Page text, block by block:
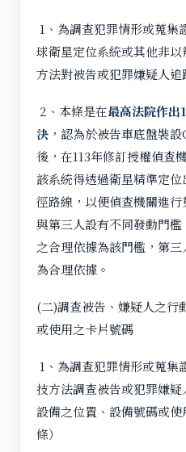
1、為調查犯罪情形或蒐集
球衛星定位系統或其他非
方法對被告或犯罪嫌疑人追
2、本條是在最高法院作出
決 ，認為於被告車底盤裝
後，在113年修訂授權偵查
該系統得透過衛星精準定
徑路線，以便偵查機關進
與第三人設有不同發動門
之合理依據為該門檻，第
為合理依據。
(二)調查被告、嫌疑人之行
或使用之卡片號碼
1、為調查犯罪情形或蒐集
技方法調查被告或犯罪嫌
設備之位置、設備號碼或
條）